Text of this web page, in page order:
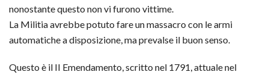
nonostante questo non vi furono vittime.
La Militia avrebbe potuto fare un massacro con le armi
automatiche a disposizione, ma prevalse il buon senso.
Questo è il II Emendamento, scritto nel 1791, attuale nel